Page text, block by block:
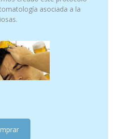
GENTIAN – FLORES DE BACH 12 20 ML
13.45€
Añadir al carrito
asociada a la